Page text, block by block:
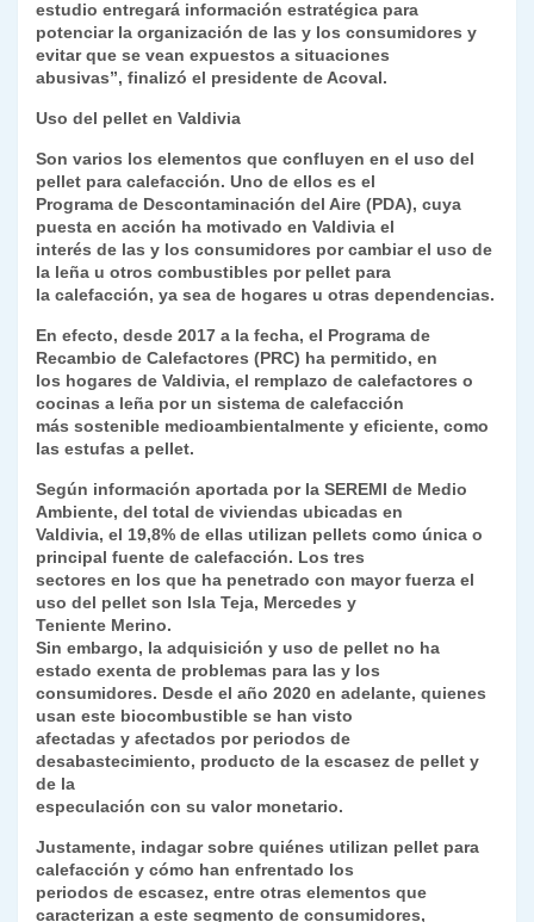
estudio entregará información estratégica para
potenciar la organización de las y los consumidores y
evitar que se vean expuestos a situaciones
abusivas”, finalizó el presidente de Acoval.
Uso del pellet en Valdivia
Son varios los elementos que confluyen en el uso del
pellet para calefacción. Uno de ellos es el
Programa de Descontaminación del Aire (PDA), cuya
puesta en acción ha motivado en Valdivia el
interés de las y los consumidores por cambiar el uso de
la leña u otros combustibles por pellet para
la calefacción, ya sea de hogares u otras dependencias.
En efecto, desde 2017 a la fecha, el Programa de
Recambio de Calefactores (PRC) ha permitido, en
los hogares de Valdivia, el remplazo de calefactores o
cocinas a leña por un sistema de calefacción
más sostenible medioambientalmente y eficiente, como
las estufas a pellet.
Según información aportada por la SEREMI de Medio
Ambiente, del total de viviendas ubicadas en
Valdivia, el 19,8% de ellas utilizan pellets como única o
principal fuente de calefacción. Los tres
sectores en los que ha penetrado con mayor fuerza el
uso del pellet son Isla Teja, Mercedes y
Teniente Merino.
Sin embargo, la adquisición y uso de pellet no ha
estado exenta de problemas para las y los
consumidores. Desde el año 2020 en adelante, quienes
usan este biocombustible se han visto
afectadas y afectados por periodos de
desabastecimiento, producto de la escasez de pellet y
de la
especulación con su valor monetario.
Justamente, indagar sobre quiénes utilizan pellet para
calefacción y cómo han enfrentado los
periodos de escasez, entre otras elementos que
caracterizan a este segmento de consumidores,